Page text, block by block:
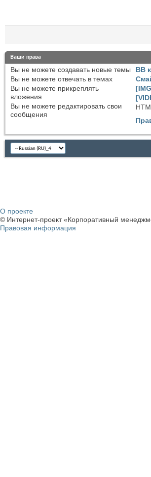
Ваши права
Вы не можете создавать новые темы
Вы не можете отвечать в темах
Вы не можете прикреплять
вложения
Вы не можете редактировать свои
сообщения
BB
О проекте
© Интернет-проект «Корпоративный
Правовая информация